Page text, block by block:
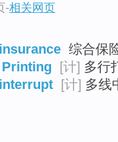
-相关网页
综合保
[计] 多行
[计] 多线